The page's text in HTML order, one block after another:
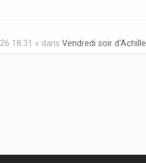
18:31 » dans Vendredi soir d'Achille